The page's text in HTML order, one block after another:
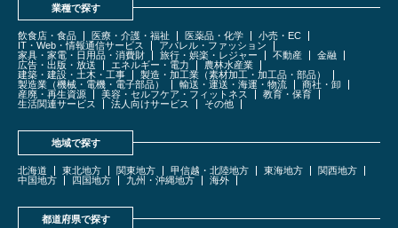
業種で探す
飲食店・食品 医療・介護・福祉 医薬品・化学
小売・EC
IT・Web・情報通信サービス
アパレル・ファッション
家具・家電・日用品・消費財
旅行・娯楽・レジャー 不動産
金融
広告・出版・放送
エネルギー・電力
農林水産業
建築・建設・土木・工事
製造・加工業（素材加工・加工品・部品）
製造業（機械・電機・電子部品）
輸送・運送・海運・物流
商社・卸
産廃・再生資源
美容・セルフケア・フィットネス
教育・保育
生活関連サービス
法人向けサービス その他
地域で探す
北海道 東北地方 関東地方 甲信越・北陸地方 東海地方
関西地方
中国地方
四国地方 九州・沖縄地方 海外
都道府県で探す